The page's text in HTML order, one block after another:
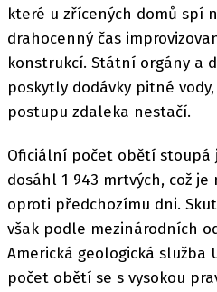
které u zřícených domů spí
drahocenný čas
konstrukcí. Státní orgány a
poskytly dodávky pitné
postupu zdaleka nestačí.
Oficiální počet obětí stoupá
dosáhl 1 943 mrtvých, což
oproti předchozímu dni.
však podle mezinárodních
Americká geologická služba
počet obětí se s vysokou